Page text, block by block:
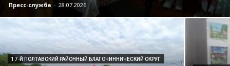
Пресс-служба - 28.07.2026
17-Й ПОЛТАВСКИЙ РАЙОННЫЙ БЛАГОЧИННИЧЕСКИЙ ОКРУГ